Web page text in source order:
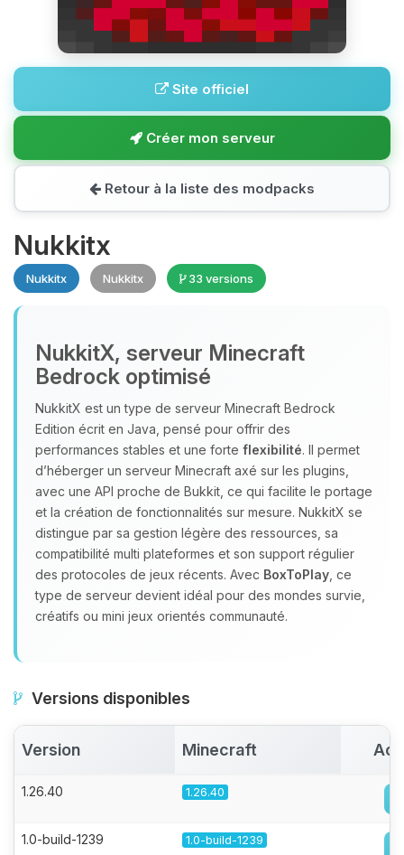
Site officiel
Créer mon serveur
Retour à la liste des modpacks
Nukkitx
Nukkitx Nukkitx 33 versions
NukkitX, serveur Minecraft
Bedrock optimisé
NukkitX est un type de serveur Minecraft Bedrock
Edition écrit en Java, pensé pour offrir des
performances stables et une forte flexibilité. Il permet
d’héberger un serveur Minecraft axé sur les plugins,
avec une API proche de Bukkit, ce qui facilite le portage
et la création de fonctionnalités sur mesure. NukkitX se
distingue par sa gestion légère des ressources, sa
compatibilité multi plateformes et son support régulier
des protocoles de jeux récents. Avec BoxToPlay , ce
type de serveur devient idéal pour des mondes survie,
créatifs ou mini jeux orientés communauté.
Versions disponibles
Version Minecraft
1.26.40 1.26.40
1.0-build-1239 1.0-build-1239
Youpi, enfin quelqu’un pour me
parler ! Moi c’est Choupy, ton petit
assistant BoxToPlay. Dis-moi ce dont
tu as besoin et je vais remuer mes
petits circuits pour t’aider.
06/08/2026 à 11:46